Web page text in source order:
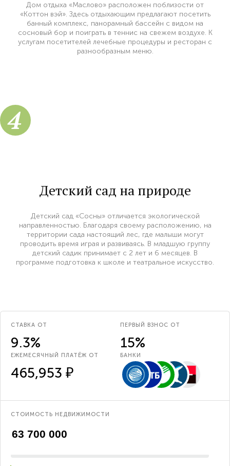
Дом отдыха «Маслово» расположен поблизости от
«Коттон вэй». Здесь отдыхающим предлагают посетить
банный комплекс, панорамный бассейн с видом на
сосновый бор и поиграть в теннис на свежем воздухе. К
услугам посетителей лечебные процедуры и ресторан с
разнообразным меню.
4
Детский сад на природе
Детский сад «Сосны» отличается экологической
направленностью. Благодаря своему расположению, на
территории сада настоящий лес, где малыши могут
проводить время играя и развиваясь. В младшую группу
детский садик принимает с 2 лет и 6 месяцев. В
программе подготовка к школе и театральное искусство.
СТАВКА ОТ
9.3%
ПЕРВЫЙ ВЗНОС ОТ
15%
ЕЖЕМЕСЯЧНЫЙ ПЛАТЁЖ ОТ
465,953 ₽
БАНКИ
СТОИМОСТЬ НЕДВИЖИМОСТИ